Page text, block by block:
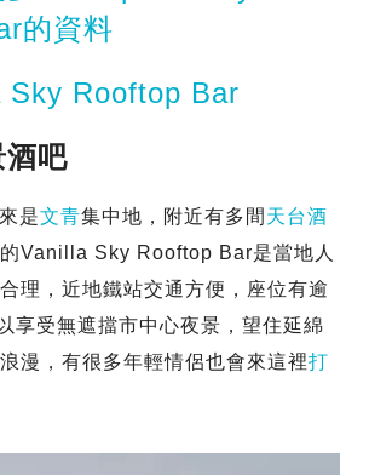
的資料
Sky Rooftop Bar
酒吧
是文青集中地，附近有多間 天台酒
的Vanilla Sky Rooftop Bar是當地人
理，近地鐵站交通方便，座位有逾
享受無遮擋市中心夜景，望住延綿
漫，有很多年輕情侶也會來這裡打